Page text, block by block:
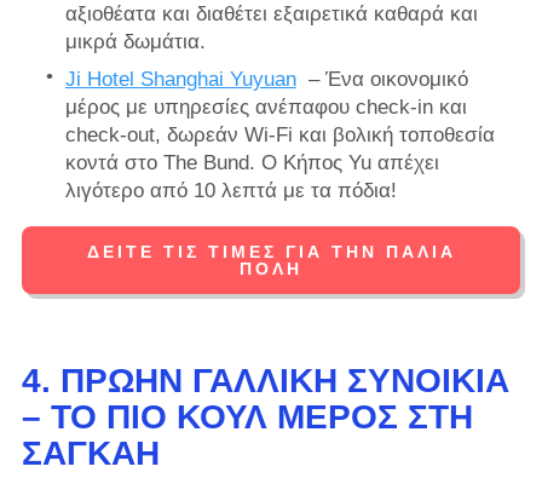
αξιοθέατα και διαθέτει εξαιρετικά καθαρά και
μικρά δωμάτια.
Ji Hotel Shanghai Yuyuan– Ένα οικονομικό
μέρος με υπηρεσίες ανέπαφου check-in και
check-out, δωρεάν Wi-Fi και βολική τοποθεσία
κοντά στο The Bund. Ο Κήπος Yu απέχει
λιγότερο από 10 λεπτά με τα πόδια!
ΔΕΊΤΕ ΤΙΣ ΤΙΜΈΣ ΓΙΑ ΤΗΝ ΠΑΛΙΆ
ΠΌΛΗ
4. ΠΡΏΗΝ ΓΑΛΛΙΚΉ ΣΥΝΟΙΚΊΑ
– ΤΟ ΠΙΟ ΚΟΥΛ ΜΈΡΟΣ ΣΤΗ
ΣΑΓΚΆΗ